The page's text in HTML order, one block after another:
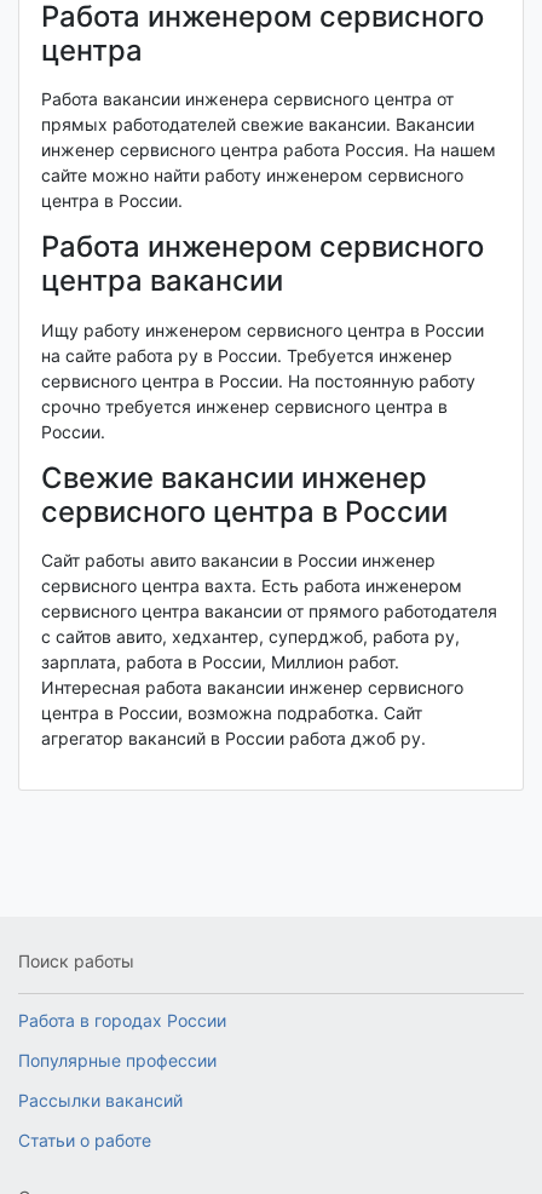
Работа инженером сервисного
центра
Работа вакансии инженера сервисного центра от
прямых работодателей свежие вакансии. Вакансии
инженер сервисного центра работа Россия. На нашем
сайте можно найти работу инженером сервисного
центра в России.
Работа инженером сервисного
центра вакансии
Ищу работу инженером сервисного центра в России
на сайте работа ру в России. Требуется инженер
сервисного центра в России. На постоянную работу
срочно требуется инженер сервисного центра в
России.
Свежие вакансии инженер
сервисного центра в России
Сайт работы авито вакансии в России инженер
сервисного центра вахта. Есть работа инженером
сервисного центра вакансии от прямого работодателя
с сайтов авито, хедхантер, суперджоб, работа ру,
зарплата, работа в России, Миллион работ.
Интересная работа вакансии инженер сервисного
центра в России, возможна подработка. Сайт
агрегатор вакансий в России работа джоб ру.
Поиск работы
Работа в городах России
Популярные профессии
Рассылки вакансий
Статьи о работе